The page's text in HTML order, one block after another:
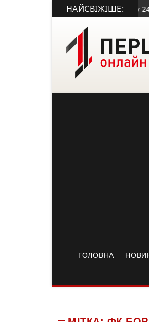
НАЙСВІЖІШЕ:
Тернополя: водійку BMW, яку 24
ГОЛОВНА